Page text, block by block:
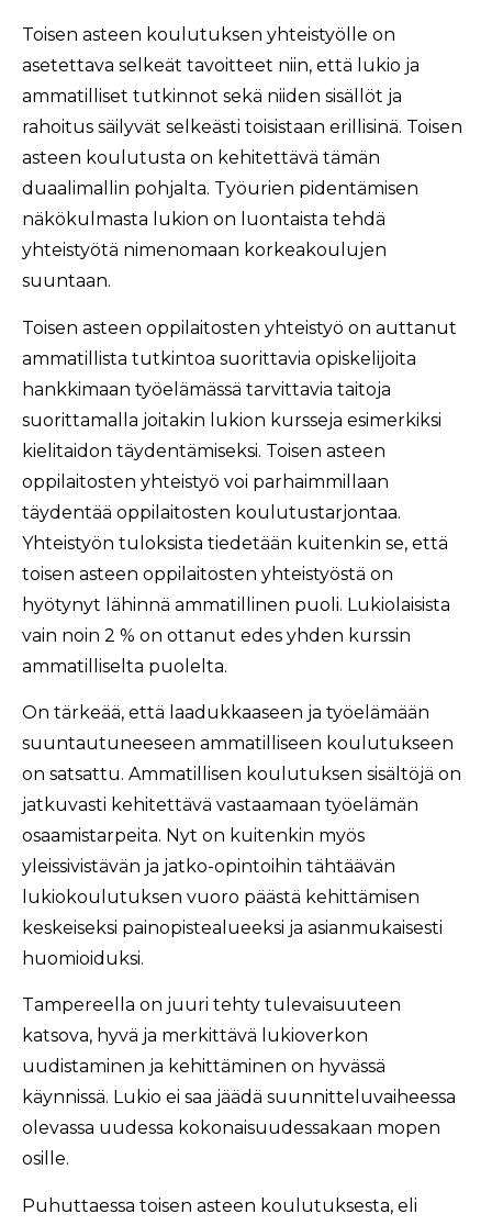
Toisen asteen koulutuksen yhteistyölle on
asetettava selkeät tavoitteet niin, että lukio ja
ammatilliset tutkinnot sekä niiden sisällöt ja
rahoitus säilyvät selkeästi toisistaan erillisinä. Toisen
asteen koulutusta on kehitettävä tämän
duaalimallin pohjalta. Työurien pidentämisen
näkökulmasta lukion on luontaista tehdä
yhteistyötä nimenomaan korkeakoulujen
suuntaan.
Toisen asteen oppilaitosten yhteistyö on auttanut
ammatillista tutkintoa suorittavia opiskelijoita
hankkimaan työelämässä tarvittavia taitoja
suorittamalla joitakin lukion kursseja esimerkiksi
kielitaidon täydentämiseksi. Toisen asteen
oppilaitosten yhteistyö voi parhaimmillaan
täydentää oppilaitosten koulutustarjontaa.
Yhteistyön tuloksista tiedetään kuitenkin se, että
toisen asteen oppilaitosten yhteistyöstä on
hyötynyt lähinnä ammatillinen puoli. Lukiolaisista
vain noin 2 % on ottanut edes yhden kurssin
ammatilliselta puolelta.
On tärkeää, että laadukkaaseen ja työelämään
suuntautuneeseen ammatilliseen koulutukseen
on satsattu. Ammatillisen koulutuksen sisältöjä on
jatkuvasti kehitettävä vastaamaan työelämän
osaamistarpeita. Nyt on kuitenkin myös
yleissivistävän ja jatko-opintoihin tähtäävän
lukiokoulutuksen vuoro päästä kehittämisen
keskeiseksi painopistealueeksi ja asianmukaisesti
huomioiduksi.
Tampereella on juuri tehty tulevaisuuteen
katsova, hyvä ja merkittävä lukioverkon
uudistaminen ja kehittäminen on hyvässä
käynnissä. Lukio ei saa jäädä suunnitteluvaiheessa
olevassa uudessa kokonaisuudessakaan mopen
osille.
Puhuttaessa toisen asteen koulutuksesta, eli